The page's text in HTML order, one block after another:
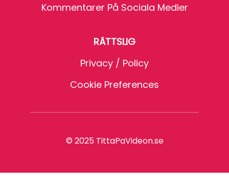
Kommentarer På Sociala Medier
RÄTTSLIG
Privacy / Policy
Cookie Preferences
© 2025 TittaPaVideon.se